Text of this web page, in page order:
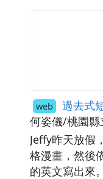
web 過去式
何姿儀/桃園縣
Jeffy昨天放假
格漫畫，然後
的英文寫出來。